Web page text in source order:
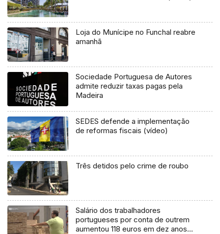
Loja do Munícipe no Funchal reabre
amanhã
Sociedade Portuguesa de Autores
admite reduzir taxas pagas pela
Madeira
SEDES defende a implementação
de reformas fiscais (vídeo)
Três detidos pelo crime de roubo
Salário dos trabalhadores
portugueses por conta de outrem
aumentou 118 euros em dez anos